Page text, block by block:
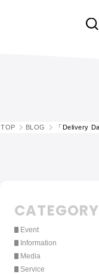
TOP BLOG
CATEGORY
Event
Information
Media
Service